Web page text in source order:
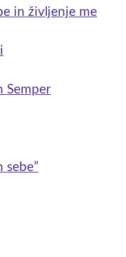
in življenje me
Semper
sebe”